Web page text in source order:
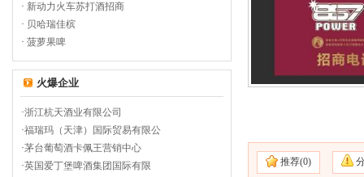
· 新动力火车苏打酒招商
· 贝哈瑞佳槟
· 菠萝果啤
火爆企业
·浙江杭天酒业有限公司
·福瑞玛（天津）国际贸易有限公
·茅台葡萄酒卡佩王营销中心
·英国爱丁堡啤酒集团国际有限
推荐(0)